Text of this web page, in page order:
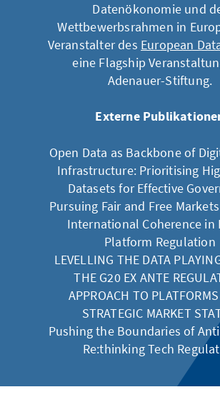
Datenökonomie und
Wettbewerbsrahmen in
Veranstalter des European
eine Flagship
Adenauer-Stiftung.
Externe
Open Data as Backbone of
Infrastructure: Prioritising
Datasets for Effective
Pursuing Fair and Free
International Coherence in
Platform Regulation
LEVELLING THE DATA
THE G20 EX ANTE
APPROACH TO
STRATEGIC MARKET
Pushing the Boundaries of
Re:thinking Tech